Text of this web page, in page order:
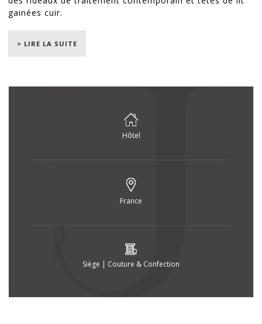
gainées cuir.
> LIRE LA SUITE
Hôtel
France
Siège | Couture & Confection